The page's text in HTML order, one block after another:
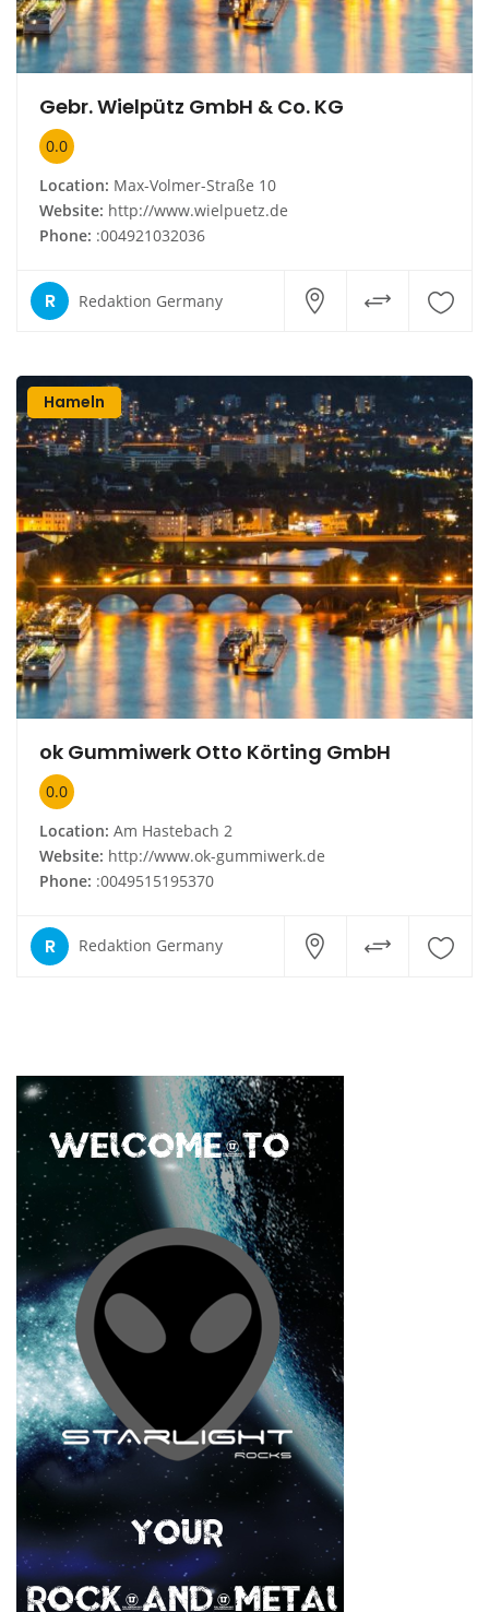
Gebr. Wielpütz GmbH & Co. KG
0.0
Location: Max-Volmer-Straße 10
Website: http://www.wielpuetz.de
Phone: :004921032036
R Redaktion Germany
Hameln
ok Gummiwerk Otto Körting GmbH
0.0
Location: Am Hastebach 2
Website: http://www.ok-gummiwerk.de
Phone: :0049515195370
R Redaktion Germany